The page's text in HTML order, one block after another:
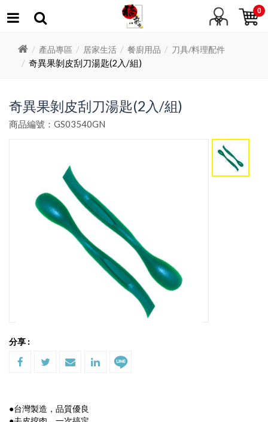
0
產品專區 居家生活 餐廚用品 刀具/料理配件
奇異果剝皮刮刀湯匙(2入/組)
奇異果剝皮刮刀湯匙(2入/組)
商品編號：GS03540GN
分享 :
●台灣製造，品質優良